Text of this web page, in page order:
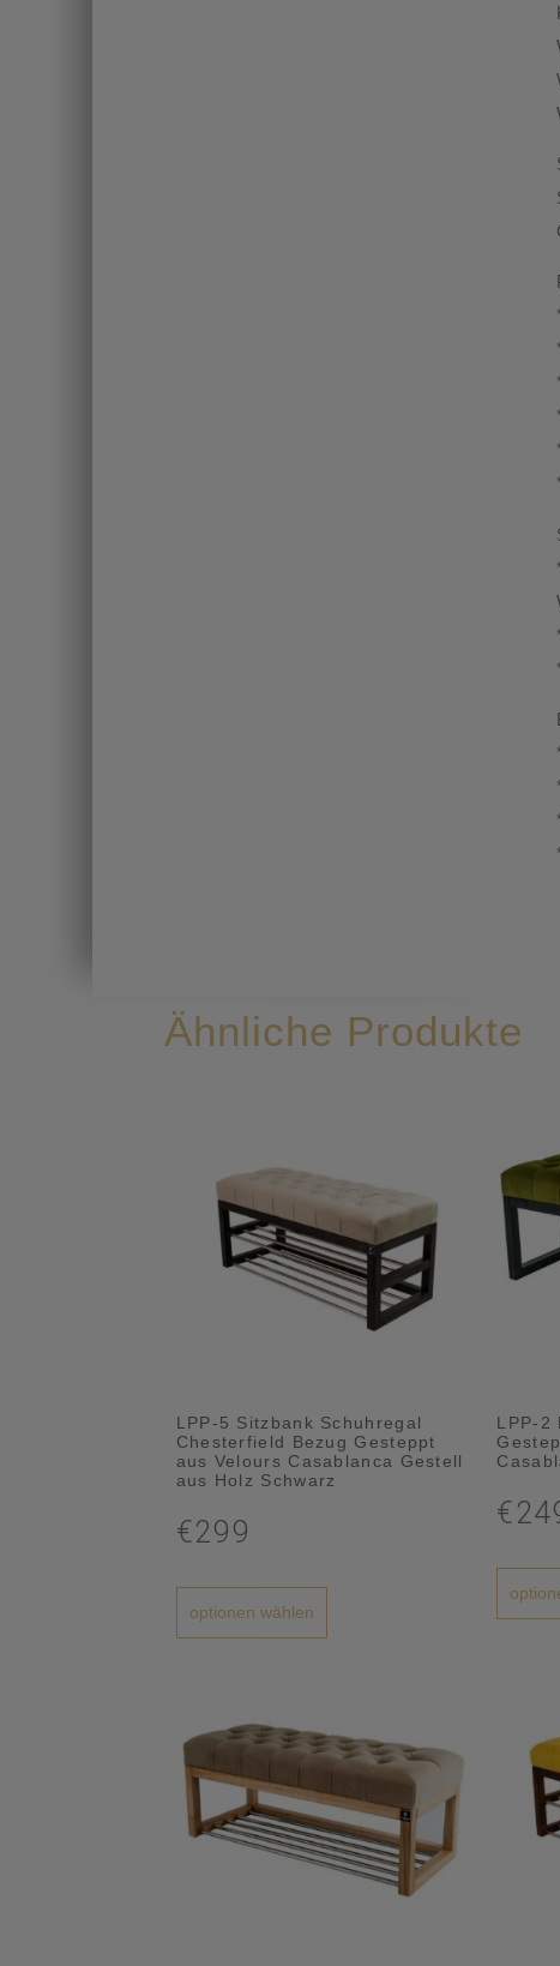
Ähnliche Produkte
LPP-5 Sitzbank Schuhregal
Chesterfield Bezug Gesteppt
aus Velours Casablanca Gestell
aus Holz Schwarz
€299
optionen wählen
LPP-2